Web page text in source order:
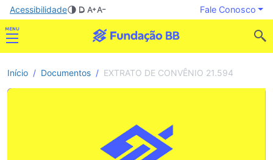
Acessibilidade Fale Conosco
Início Documentos EXTRATO DE CONVÊNIO 21.594